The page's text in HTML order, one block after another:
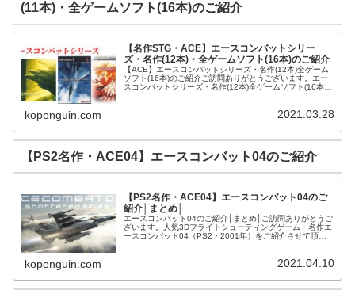
(11本)・全ゲームソフト(16本)のご紹介
【名作STG・ACE】エースコンバットシリー
ズ・名作(12本)・全ゲームソフト(16本)のご紹介
【ACE】エースコンバットシリーズ・名作(12本)全ゲーム
ソフト(16本)のご紹介ご訪問ありがとうございます。エー
スコンバットシリーズ・名作(12本)全ゲームソフト(16本)
kopenguin.com 2021.03.28
【PS2名作・ACE04】エースコンバット04のご紹介
【PS2名作・ACE04】エースコンバット04のご
紹介│まとめ│
エースコンバット04のご紹介│まとめ│ご訪問ありがとうご
ざいます。人気3Dフライトシューティングゲーム・名作エ
ースコンバット04（PS2・2001年）をご紹介させて頂き
kopenguin.com 2021.04.10